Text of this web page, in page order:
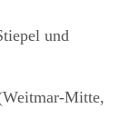
und
Mitte,